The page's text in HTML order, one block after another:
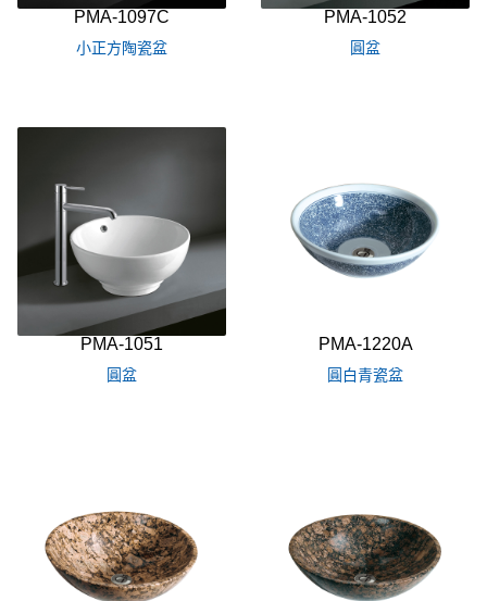
PMA-1097C
小正方陶瓷盆
PMA-1052
圓盆
PMA-1051
圓盆
PMA-1220A
圓白青瓷盆